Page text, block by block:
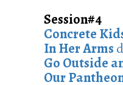
Session#4
Concrete
In Her Arms
Go Outside
Our